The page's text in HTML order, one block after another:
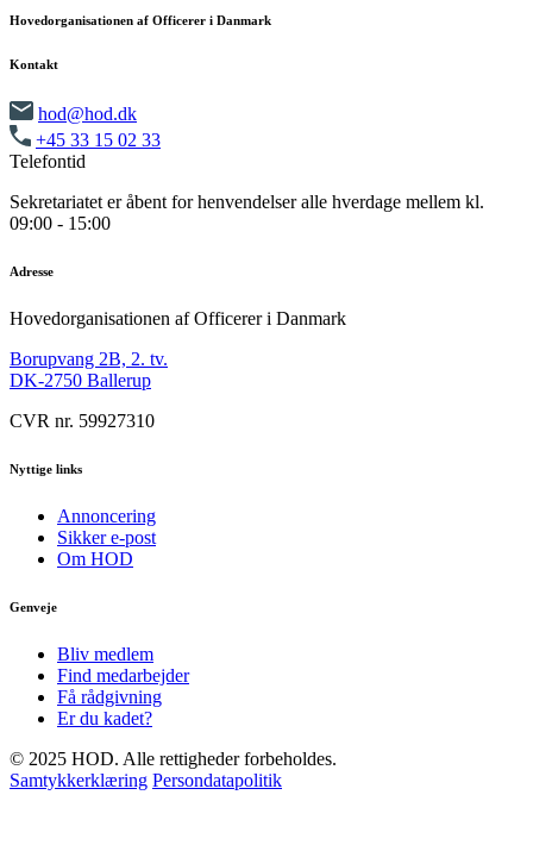
Hovedorganisationen af Officerer i Danmark
Kontakt
hod@hod.dk
+45 33 15 02 33
Telefontid
Sekretariatet er åbent for henvendelser alle hverdage mellem kl.
09:00 - 15:00
Adresse
Hovedorganisationen af Officerer i Danmark
Borupvang 2B, 2. tv.
DK-2750 Ballerup
CVR nr. 59927310
Nyttige links
Annoncering
Sikker e-post
Om HOD
Genveje
Bliv medlem
Find medarbejder
Få rådgivning
Er du kadet?
© 2025 HOD. Alle rettigheder forbeholdes.
Samtykkerklæring Persondatapolitik